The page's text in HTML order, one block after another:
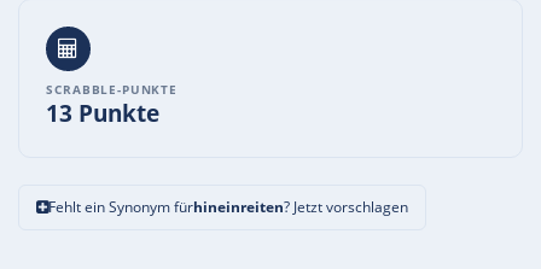
SCRABBLE-PUNKTE
13 Punkte
Fehlt ein Synonym fürhineinreiten? Jetzt vorschlagen